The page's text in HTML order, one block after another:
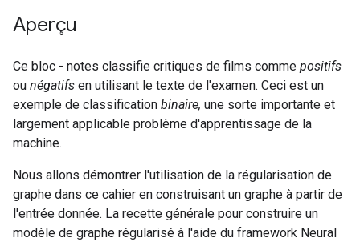
Aperçu
Ce bloc - notes classifie critiques de films comme positifs
ou négatifs en utilisant le texte de l'examen. Ceci est un
exemple de classification binaire, une sorte importante et
largement applicable problème d'apprentissage de la
machine.
Nous allons démontrer l'utilisation de la régularisation de
graphe dans ce cahier en construisant un graphe à partir de
l'entrée donnée. La recette générale pour construire un
modèle de graphe régularisé à l'aide du framework Neural